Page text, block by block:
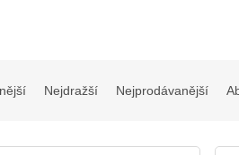
Nejdražší Nejprodávanější